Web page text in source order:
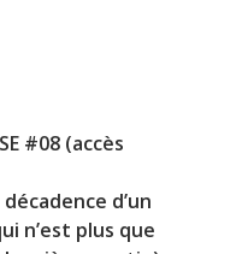
#08 (accès
d’un
n’est plus que